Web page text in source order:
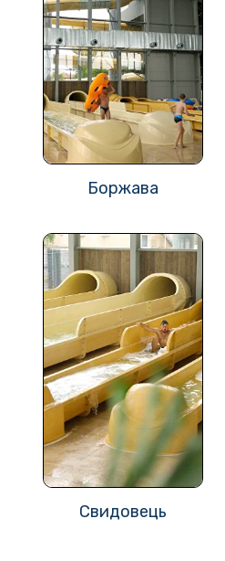
Боржава
Свидовець